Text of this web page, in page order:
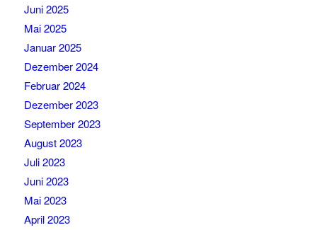
Juni 2025
Mai 2025
Januar 2025
Dezember 2024
Februar 2024
Dezember 2023
September 2023
August 2023
Juli 2023
Juni 2023
Mai 2023
April 2023